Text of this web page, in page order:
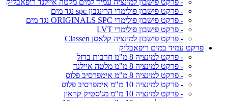
- פרקט פישבון למינציה עמיד למים מלטה איילנד ריפאבליק
- פרקט פישבון פולימרי הרינגבון spc נגד מים
- פרקט פישבון פולימרי ORIGINALS SPC נגד מים
- פרקט פישבון פולימרי LVT
- פרקט פישבון למינציה קלאסן Classen
פרקט עמיד במים ריפאבליק
- פרקט למינציה 8 מ"מ חרבות ברזל
- פרקט למינציה 8 מ"מ מלטה איילנד
- פרקט למינציה 8 מ"מ אימפרסיב פלוס
- פרקט למינציה 10 מ"מ אימפרסיב פלוס
- פרקט למינציה 10 מ"מ מג'סטיק קראון